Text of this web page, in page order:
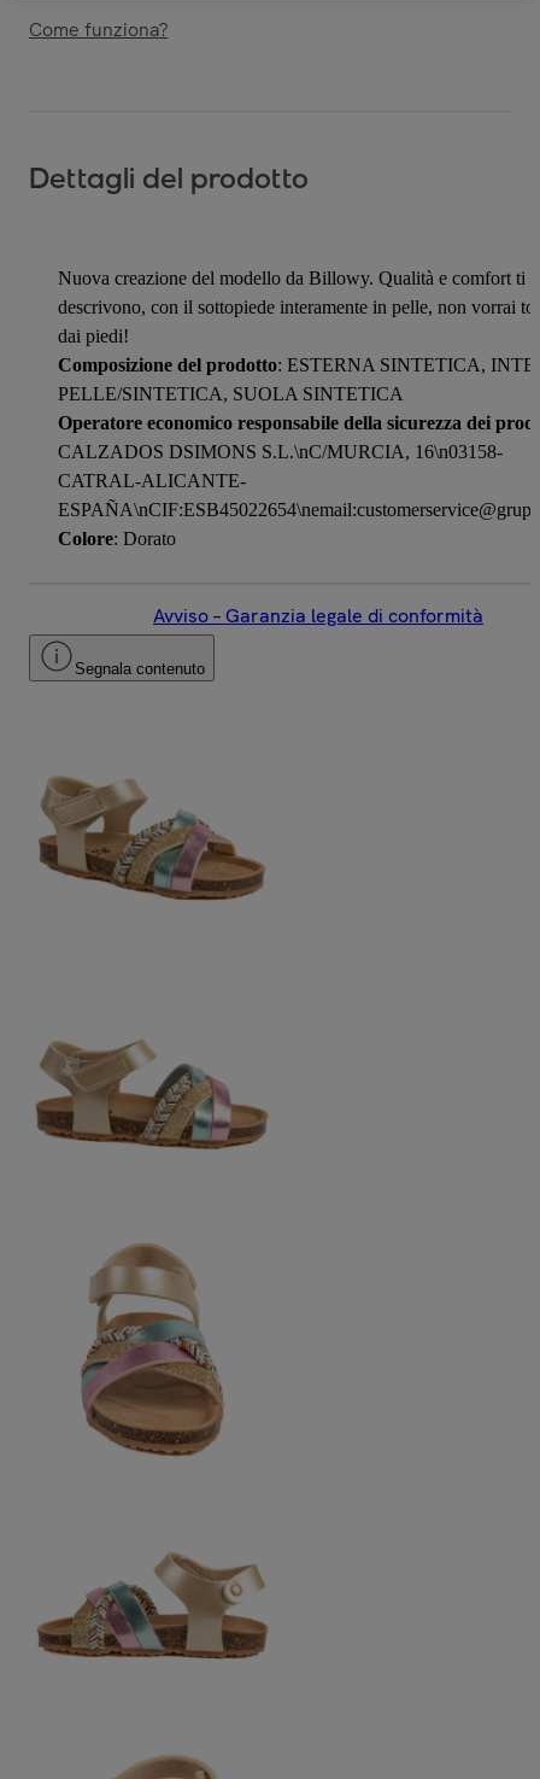
Come funziona?
Dettagli del prodotto
Nuova creazione del modello da Billowy. Qualità e comfort ti
descrivono, con il sottopiede interamente in pelle, non vorrai
dai piedi!
Composizione del prodotto: ESTERNA SINTETICA,
PELLE/SINTETICA, SUOLA SINTETICA
Operatore economico responsabile della sicurezza dei
CALZADOS DSIMONS S.L.\nC/MURCIA, 16\n03158-
CATRAL-ALICANTE-
Colore: Dorato
Avviso – Garanzia legale di conformità
Segnala contenuto